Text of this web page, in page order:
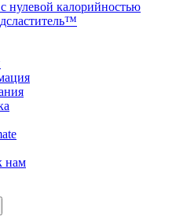
нулевой калорийностью
нам